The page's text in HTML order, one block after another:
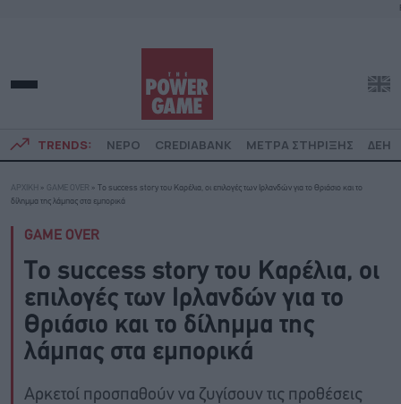
TRENDS: ΝΕΡΟ CREDIABANK ΜΕΤΡΑ ΣΤΗΡΙΞΗΣ ΔΕΗ
ΑΡΧΙΚΗ » GAME OVER »
Το success story του Καρέλια, οι επιλογές των Ιρλανδών για το Θριάσιο και το
δίλημμα της λάμπας στα εμπορικά
GAME OVER
Το success story του Καρέλια, οι
επιλογές των Ιρλανδών για το
Θριάσιο και το δίλημμα της
λάμπας στα εμπορικά
Αρκετοί προσπαθούν να ζυγίσουν τις προθέσεις